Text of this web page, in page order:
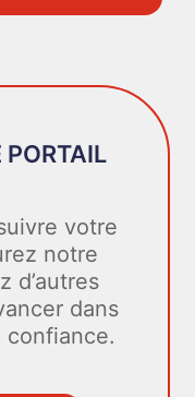
PORTAIL
votre
notre
d’autres
dans